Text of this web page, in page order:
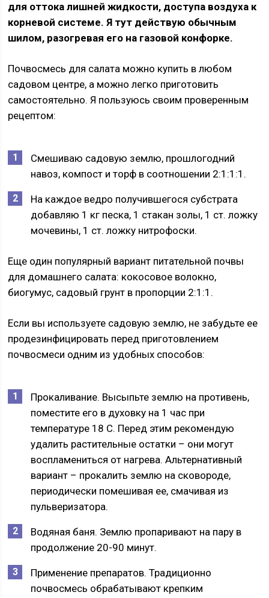
для оттока лишней жидкости, доступа воздуха к
корневой системе. Я тут действую обычным
шилом, разогревая его на газовой конфорке.
Почвосмесь для салата можно купить в любом
садовом центре, а можно легко приготовить
самостоятельно. Я пользуюсь своим проверенным
рецептом:
Смешиваю садовую землю, прошлогодний
навоз, компост и торф в соотношении 2:1:1:1.
На каждое ведро получившегося субстрата
добавляю 1 кг песка, 1 стакан золы, 1 ст. ложку
мочевины, 1 ст. ложку нитрофоски.
Еще один популярный вариант питательной почвы
для домашнего салата: кокосовое волокно,
биогумус, садовый грунт в пропорции 2:1:1.
Если вы используете садовую землю, не забудьте ее
продезинфицировать перед приготовлением
почвосмеси одним из удобных способов:
Прокаливание. Высыпьте землю на противень,
поместите его в духовку на 1 час при
температуре 18 С. Перед этим рекомендую
удалить растительные остатки – они могут
воспламениться от нагрева. Альтернативный
вариант – прокалить землю на сковороде,
периодически помешивая ее, смачивая из
пульверизатора.
Водяная баня. Землю пропаривают на пару в
продолжение 20-90 минут.
Применение препаратов. Традиционно
почвосмесь обрабатывают крепким